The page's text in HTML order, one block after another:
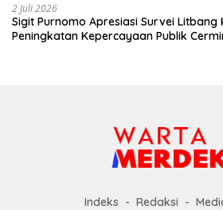
2 Juli 2026
Sigit Purnomo Apresiasi Survei Litbang
Peningkatan Kepercayaan Publik
Indeks Redaksi